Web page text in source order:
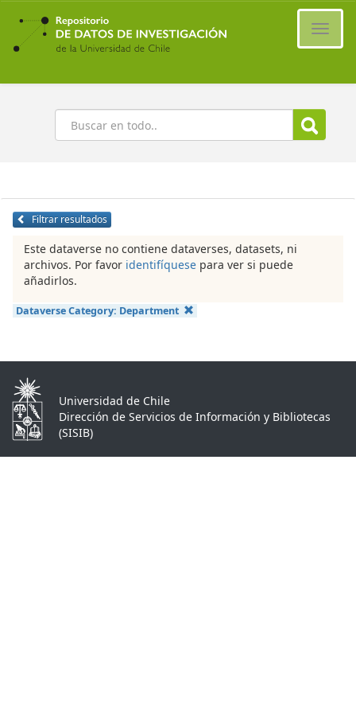
Ir
contenido
principal
Buscar
Filtrar resultados
Este dataverse no contiene dataverses, datasets, ni
archivos. Por favor identifíquese para ver si puede
añadirlos.
Dataverse Category: Department
Universidad de Chile
Dirección de Servicios de Información y Bibliotecas
(SISIB)